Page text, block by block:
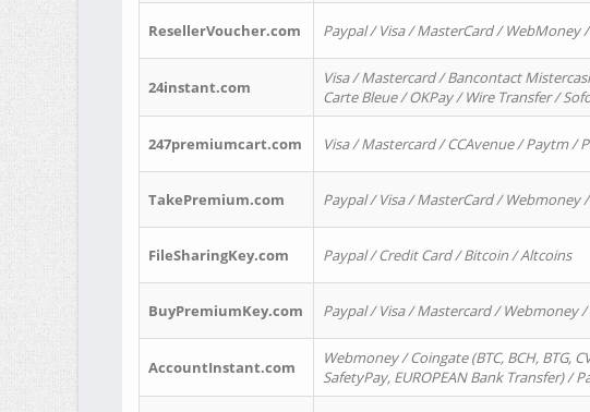
ResellerVoucher.com Paypal / Visa / MasterCard / WebMoney
24instant.com
Visa / Mastercard / Bancontact
Carte Bleue / OKPay / Wire Transfer /
247premiumcart.com Visa / Mastercard / CCAvenue / Paytm /
TakePremium.com Paypal / Visa / MasterCard / Webmoney
FileSharingKey.com Paypal / Credit Card / Bitcoin / Altcoins
BuyPremiumKey.com Paypal / Visa / Mastercard / Webmoney
AccountInstant.com
Webmoney / Coingate (BTC, BCH, BTG,
SafetyPay, EUROPEAN Bank Transfer) /